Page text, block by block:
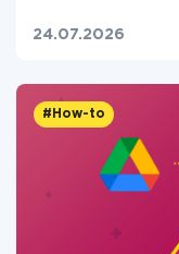
24.07.2026
#How-to